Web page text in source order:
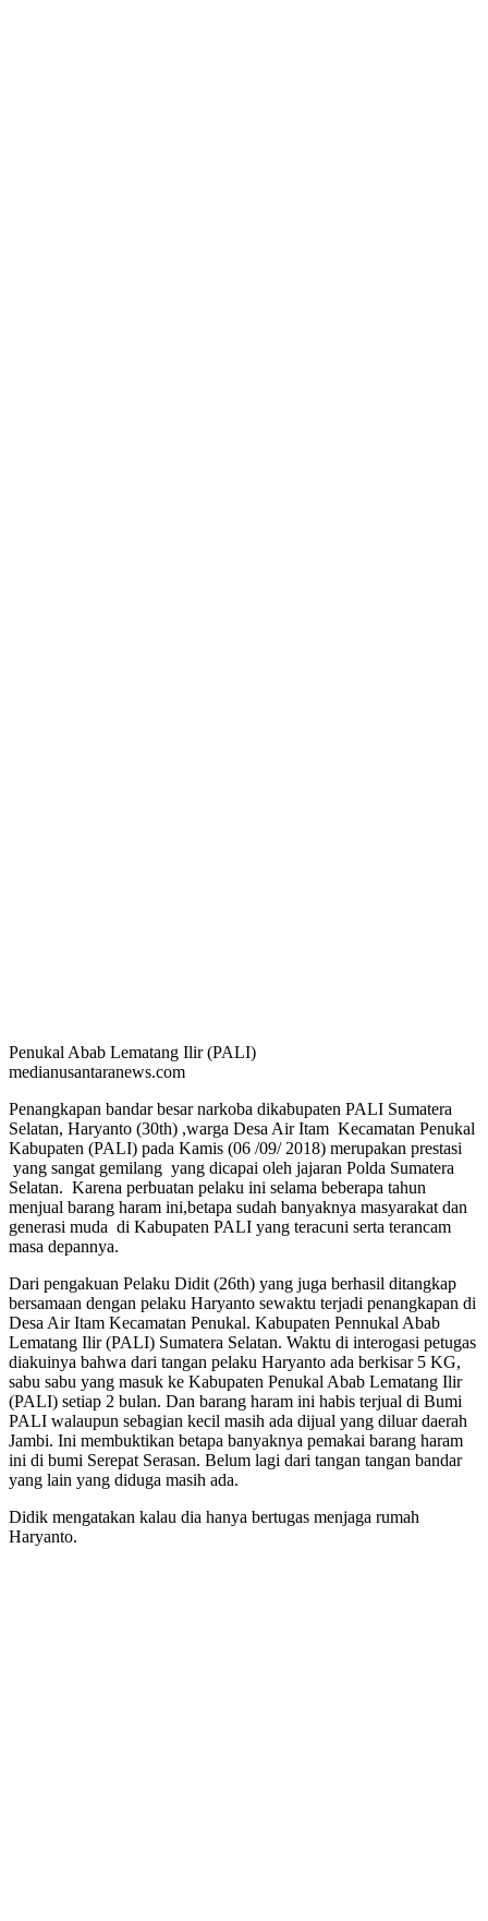
Penukal Abab Lematang Ilir (PALI)
medianusantaranews.com
Penangkapan bandar besar narkoba dikabupaten PALI Sumatera
Selatan, Haryanto (30th) ,warga Desa Air Itam Kecamatan Penukal
Kabupaten (PALI) pada Kamis (06 /09/ 2018) merupakan prestasi
yang sangat gemilang yang dicapai oleh jajaran Polda Sumatera
Selatan. Karena perbuatan pelaku ini selama beberapa tahun
menjual barang haram ini,betapa sudah banyaknya masyarakat dan
generasi muda di Kabupaten PALI yang teracuni serta terancam
masa depannya.
Dari pengakuan Pelaku Didit (26th) yang juga berhasil ditangkap
bersamaan dengan pelaku Haryanto sewaktu terjadi penangkapan di
Desa Air Itam Kecamatan Penukal. Kabupaten Pennukal Abab
Lematang Ilir (PALI) Sumatera Selatan. Waktu di interogasi petugas
diakuinya bahwa dari tangan pelaku Haryanto ada berkisar 5 KG,
sabu sabu yang masuk ke Kabupaten Penukal Abab Lematang Ilir
(PALI) setiap 2 bulan. Dan barang haram ini habis terjual di Bumi
PALI walaupun sebagian kecil masih ada dijual yang diluar daerah
Jambi. Ini membuktikan betapa banyaknya pemakai barang haram
ini di bumi Serepat Serasan. Belum lagi dari tangan tangan bandar
yang lain yang diduga masih ada.
Didik mengatakan kalau dia hanya bertugas menjaga rumah
Haryanto.